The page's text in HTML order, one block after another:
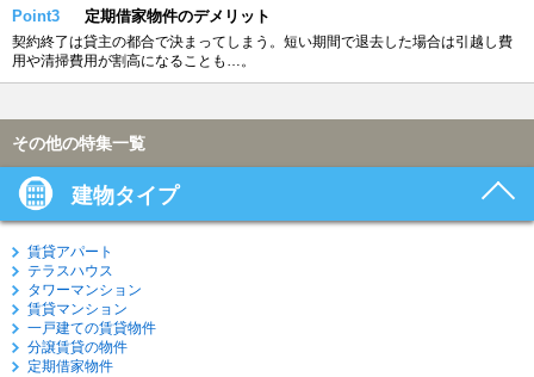
Point3 定期借家物件のデメリット
契約終了は貸主の都合で決まってしまう。短い期間で退去した場合は引越し費
用や清掃費用が割高になることも…。
その他の特集一覧
建物タイプ
賃貸アパート
テラスハウス
タワーマンション
賃貸マンション
一戸建ての賃貸物件
分譲賃貸の物件
定期借家物件